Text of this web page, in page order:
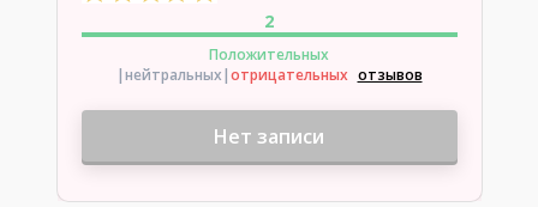
2
Положительных
|нейтральных|отрицательных отзывов
Нет записи